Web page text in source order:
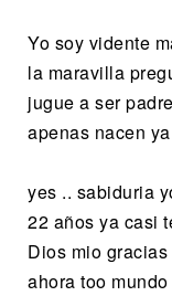
Yo soy vidente
la maravilla
jugue a ser
apenas nacen
yes .. sabiduria
22 años ya casi
Dios mio
ahora too